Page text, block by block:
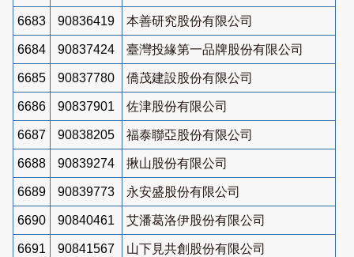
6683 90836419 本善研究股份有限公司
6684 90837424 臺灣投緣第一品牌股份有限公司
6685 90837780 僑茂建設股份有限公司
6686 90837901 佐津股份有限公司
6687 90838205 福泰聯亞股份有限公司
6688 90839274 揪山股份有限公司
6689 90839773 永安盛股份有限公司
6690 90840461 艾潘葛洛伊股份有限公司
6691 90841567 山下見共創股份有限公司